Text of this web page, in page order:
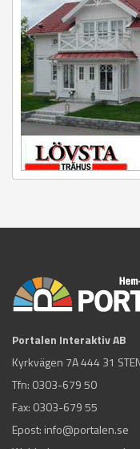
Portalen Interaktiv AB
Kyrkvägen 7A 444 31
Tfn: 0303-679 50
Fax: 0303-679 55
Epost: info@portalen.se